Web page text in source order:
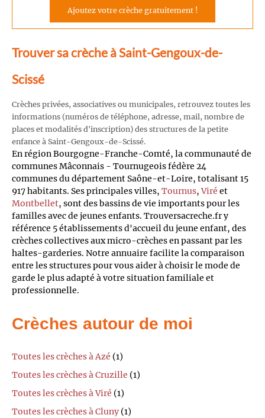
Ajoutez votre crèche gratuitement !
Trouver sa crèche à Saint-Gengoux-de-
Scissé
Crèches privées, associatives ou municipales, retrouvez toutes les
informations (numéros de téléphone, adresse, mail, nombre de
places et modalités d'inscription) des structures de la petite
enfance à Saint-Gengoux-de-Scissé.
En région Bourgogne-Franche-Comté, la communauté de
communes Mâconnais - Tournugeois fédère 24
communes du département Saône-et-Loire, totalisant 15
917 habitants. Ses principales villes, Tournus,Viré et
Montbellet, sont des bassins de vie importants pour les
familles avec de jeunes enfants. Trouversacreche.fr y
référence 5 établissements d'accueil du jeune enfant, des
crèches collectives aux micro-crèches en passant par les
haltes-garderies. Notre annuaire facilite la comparaison
entre les structures pour vous aider à choisir le mode de
garde le plus adapté à votre situation familiale et
professionnelle.
Crèches autour de moi
Toutes les crèches à Azé (1)
Toutes les crèches à Cruzille (1)
Toutes les crèches à Viré (1)
Toutes les crèches à Cluny (1)